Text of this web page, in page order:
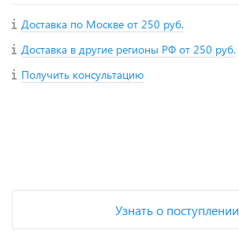
Доставка по Москве от 250 руб.
Доставка в другие регионы РФ от 250 руб.
Получить консультацию
Узнать о поступлении